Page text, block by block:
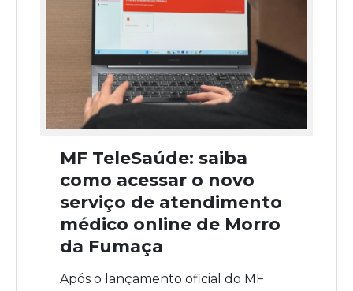
MF TeleSaúde: saiba
como acessar o novo
serviço de atendimento
médico online de Morro
da Fumaça
Após o lançamento oficial do MF